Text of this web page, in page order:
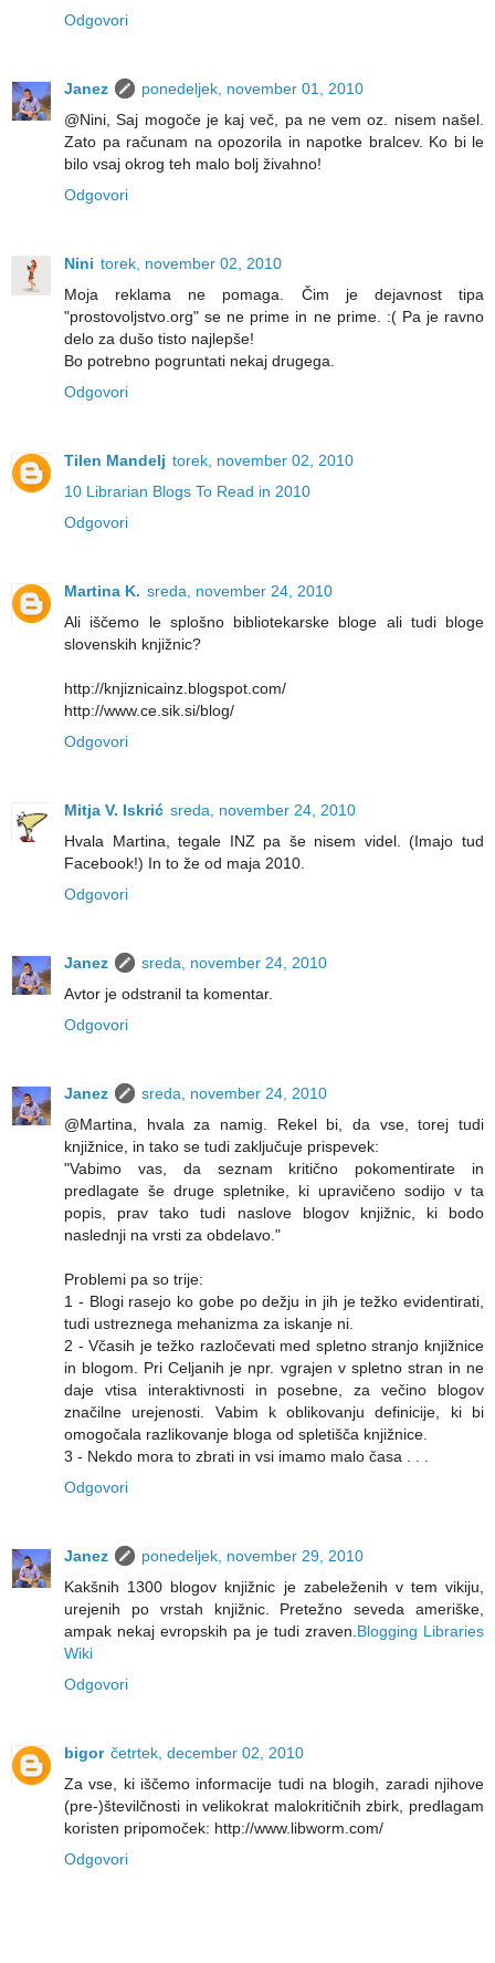
Odgovori
Janez
ponedeljek, november 01, 2010
@Nini, Saj mogoče je kaj več, pa ne vem oz. nisem našel.
Zato pa računam na opozorila in napotke bralcev. Ko bi le
bilo vsaj okrog teh malo bolj živahno!
Odgovori
Nini torek, november 02, 2010
Moja reklama ne pomaga. Čim je dejavnost tipa
"prostovoljstvo.org" se ne prime in ne prime. :( Pa je ravno
delo za dušo tisto najlepše!
Bo potrebno pogruntati nekaj drugega.
Odgovori
Tilen Mandelj torek, november 02, 2010
10 Librarian Blogs To Read in 2010
Odgovori
Martina K. sreda, november 24, 2010
Ali iščemo le splošno bibliotekarske bloge ali tudi bloge
slovenskih knjižnic?
http://knjiznicainz.blogspot.com/
http://www.ce.sik.si/blog/
Odgovori
Mitja V. Iskrić sreda, november 24, 2010
Hvala Martina, tegale INZ pa še nisem videl. (Imajo tud
Facebook!) In to že od maja 2010.
Odgovori
Janez
sreda, november 24, 2010
Avtor je odstranil ta komentar.
Odgovori
Janez
sreda, november 24, 2010
@Martina, hvala za namig. Rekel bi, da vse, torej tudi
knjižnice, in tako se tudi zaključuje prispevek:
"Vabimo vas, da seznam kritično pokomentirate in
predlagate še druge spletnike, ki upravičeno sodijo v ta
popis, prav tako tudi naslove blogov knjižnic, ki bodo
naslednji na vrsti za obdelavo."
Problemi pa so trije:
1 - Blogi rasejo ko gobe po dežju in jih je težko evidentirati,
tudi ustreznega mehanizma za iskanje ni.
2 - Včasih je težko razločevati med spletno stranjo knjižnice
in blogom. Pri Celjanih je npr. vgrajen v spletno stran in ne
daje vtisa interaktivnosti in posebne, za večino blogov
značilne urejenosti. Vabim k oblikovanju definicije, ki bi
omogočala razlikovanje bloga od spletišča knjižnice.
3 - Nekdo mora to zbrati in vsi imamo malo časa . . .
Odgovori
Janez
ponedeljek, november 29, 2010
Kakšnih 1300 blogov knjižnic je zabeleženih v tem vikiju,
urejenih po vrstah knjižnic. Pretežno seveda ameriške,
ampak nekaj evropskih pa je tudi zraven.Blogging Libraries
Wiki
Odgovori
bigor četrtek, december 02, 2010
Za vse, ki iščemo informacije tudi na blogih, zaradi njihove
(pre-)številčnosti in velikokrat malokritičnih zbirk, predlagam
koristen pripomoček: http://www.libworm.com/
Odgovori